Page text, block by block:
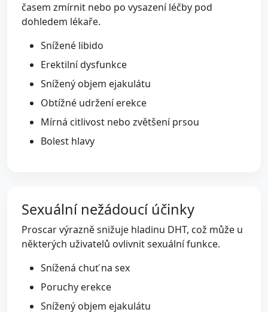
časem zmírnit nebo po vysazení léčby pod
dohledem lékaře.
Snížené libido
Erektilní dysfunkce
Snížený objem ejakulátu
Obtížné udržení erekce
Mírná citlivost nebo zvětšení prsou
Bolest hlavy
Sexuální nežádoucí účinky
Proscar výrazně snižuje hladinu DHT, což může u
některých uživatelů ovlivnit sexuální funkce.
Snížená chuť na sex
Poruchy erekce
Snížený objem ejakulátu